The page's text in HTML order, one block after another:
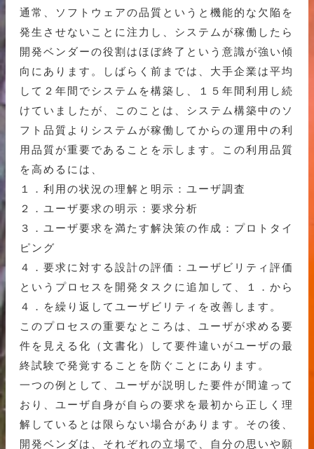
通常、ソフトウェアの品質というと機能的な欠陥を
発生させないことに注力し、システムが稼働したら
開発ベンダーの役割はほぼ終了という意識が強い傾
向にあります。しばらく前までは、大手企業は平均
して２年間でシステムを構築し、１５年間利用し続
けていましたが、このことは、システム構築中のソ
フト品質よりシステムが稼働してからの運用中の利
用品質が重要であることを示します。この利用品質
を高めるには、
１．利用の状況の理解と明示：ユーザ調査
２．ユーザ要求の明示：要求分析
３．ユーザ要求を満たす解決策の作成：プロトタイ
ピング
４．要求に対する設計の評価：ユーザビリティ評価
というプロセスを開発タスクに追加して、１．から
４．を繰り返してユーザビリティを改善します。
このプロセスの重要なところは、ユーザが求める要
件を見える化（文書化）して要件違いがユーザの最
終試験で発覚することを防ぐことにあります。
一つの例として、ユーザが説明した要件が間違って
おり、ユーザ自身が自らの要求を最初から正しく理
解しているとは限らない場合があります。その後、
開発ベンダは、それぞれの立場で、自分の思いや願